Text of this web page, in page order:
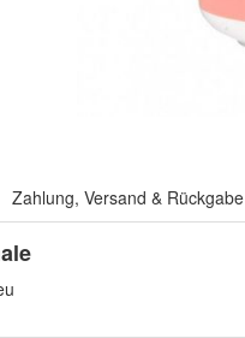
Zahlung, Versand & Rückgabe